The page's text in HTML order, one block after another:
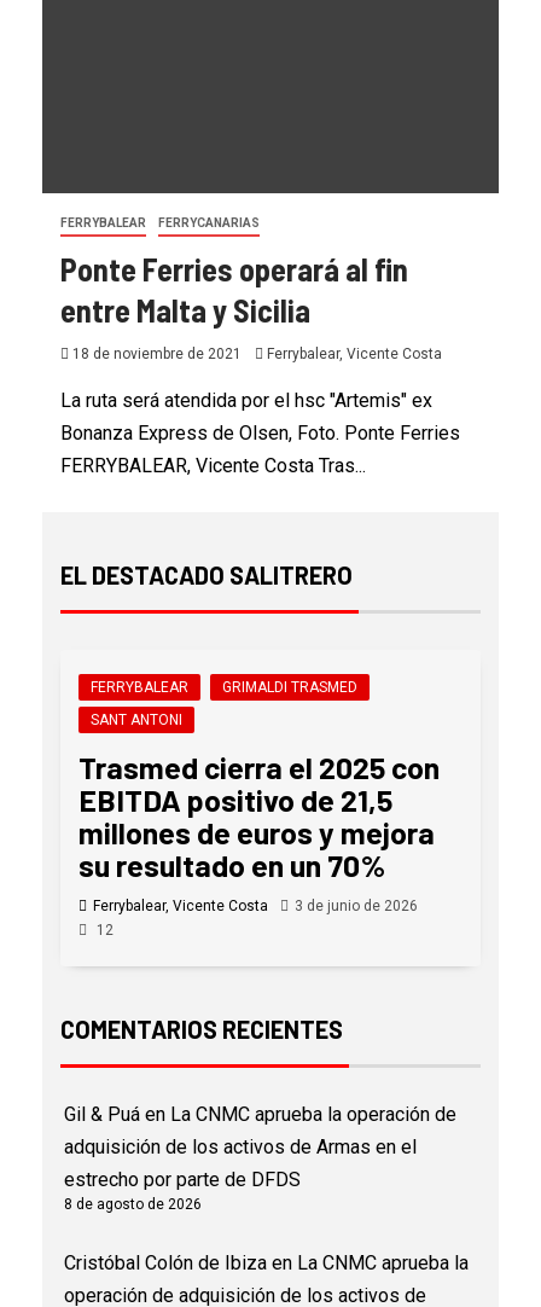
FERRYBALEAR FERRYCANARIAS
Ponte Ferries operará al fin
entre Malta y Sicilia
18 de noviembre de 2021 Ferrybalear, Vicente Costa
La ruta será atendida por el hsc "Artemis" ex
Bonanza Express de Olsen, Foto. Ponte Ferries
FERRYBALEAR, Vicente Costa Tras...
EL DESTACADO SALITRERO
FERRYBALEAR
GRIMALDI TRASMED
SANT ANTONI
Trasmed cierra el 2025 con
EBITDA positivo de 21,5
millones de euros y mejora
su resultado en un 70%
Ferrybalear, Vicente Costa
3 de junio de 2026
12
COMENTARIOS RECIENTES
Gil & Puá en La CNMC aprueba la operación de
adquisición de los activos de Armas en el
estrecho por parte de DFDS
8 de agosto de 2026
Cristóbal Colón de Ibiza en La CNMC aprueba la
operación de adquisición de los activos de